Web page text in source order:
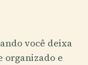
você deixa
organizado e